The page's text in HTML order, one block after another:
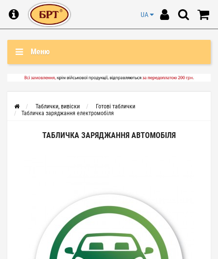
UA
Меню
Таблички, вивіски
Готові таблички
Табличка заряджання електромобіля
ТАБЛИЧКА ЗАРЯДЖАННЯ АВТОМОБІЛЯ